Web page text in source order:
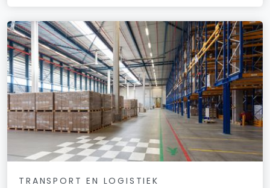
TRANSPORT EN LOGISTIEK